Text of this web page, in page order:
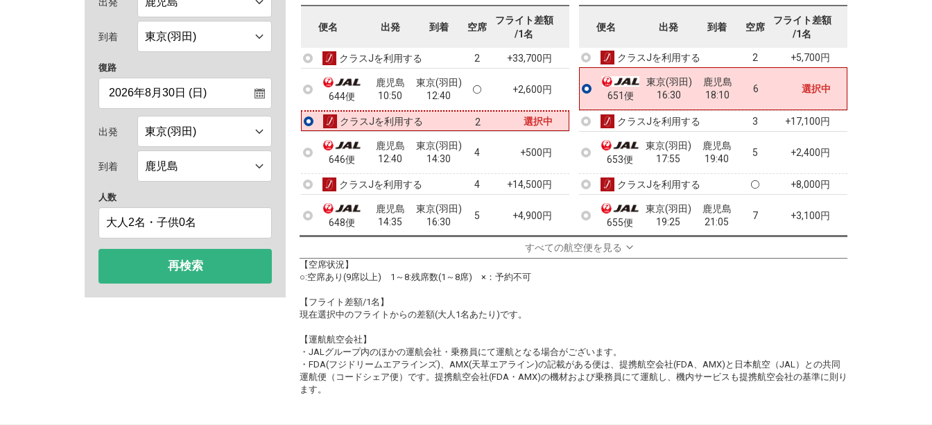
到着
復路
出発
到着
人数
再検索
便名 出発 到着 空席
フライト差額
/1名
642便
鹿児島
08:50
東京(羽田)
10:35
+4,900円
クラスJを利用する 2 +33,700円
644便
鹿児島
10:50
東京(羽田)
12:40
+2,600円
クラスJを利用する 2 選択中
646便
鹿児島
12:40
東京(羽田)
14:30
4 +500円
クラスJを利用する 4 +14,500円
648便
鹿児島
14:35
東京(羽田)
16:30
5 +4,900円
+16,800円
650便
鹿児島
16:40
東京(羽田)
18:40
+7,700円
クラスJを利用する +24,900円
652便
18:55
20:50
クラスJを利用する 2 +17,700円
便名 出発 到着 空席
フライト差額
/1名
649便
14:15
鹿児島
15:55
8 +0円
クラスJを利用する 2 +5,700円
651便
東京(羽田)
16:30
鹿児島
18:10
6 選択中
クラスJを利用する 3 +17,100円
653便
東京(羽田)
17:55
鹿児島
19:40
5 +2,400円
クラスJを利用する +8,000円
655便
東京(羽田)
19:25
鹿児島
21:05
7 +3,100円
クラスJを利用する
すべての航空便を見る
【空席状況】
○:空席あり(9席以上) 1～8:残席数(1～8席) ×：予約不可
【フライト差額/1名】
現在選択中のフライトからの差額(大人1名あたり)です。
【運航航空会社】
・JALグループ内のほかの運航会社・乗務員にて運航となる場合がございます。
・FDA(フジドリームエアラインズ)、AMX(天草エアライン)の記載がある便は、提携航空会社(FDA、AMX)と日本航空（JAL）との共同
運航便（コードシェア便）です。提携航空会社(FDA・AMX)の機材および乗務員にて運航し、機内サービスも提携航空会社の基準に則り
ます。